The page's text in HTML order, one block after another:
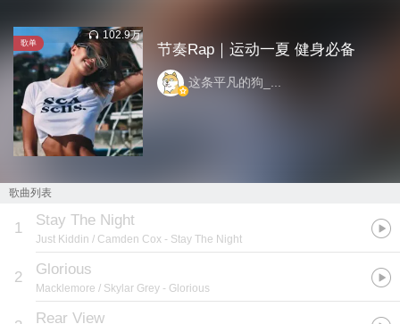
歌单
102.9万
节奏Rap｜运动一夏 健身必备
这条平凡的狗_...
歌曲列表
1 Stay The Night
Just Kiddin / Camden Cox - Stay The Night
2 Glorious
Macklemore / Skylar Grey - Glorious
Rear View